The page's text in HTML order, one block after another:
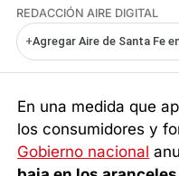
REDACCIÓN AIRE DIGITAL
+Agregar Aire de Santa Fe
En una medida que
los consumidores y
Gobierno nacional